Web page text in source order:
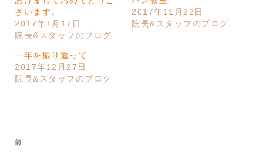
ざいます。
2017年1月17日
院長&スタッフのブログ
2017年11月22日
院長&スタッフのブログ
一年を振り返って
2017年12月27日
院長&スタッフのブログ
投
過
前